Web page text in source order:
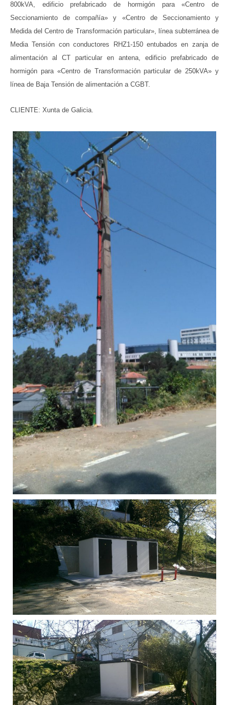
800kVA, edificio prefabricado de hormigón para «Centro de
Seccionamiento de compañía» y «Centro de Seccionamiento y
Medida del Centro de Transformación particular», línea subterránea de
Media Tensión con conductores RHZ1-150 entubados en zanja de
alimentación al CT particular en antena, edificio prefabricado de
hormigón para «Centro de Transformación particular de 250kVA» y
línea de Baja Tensión de alimentación a CGBT.
CLIENTE: Xunta de Galicia.